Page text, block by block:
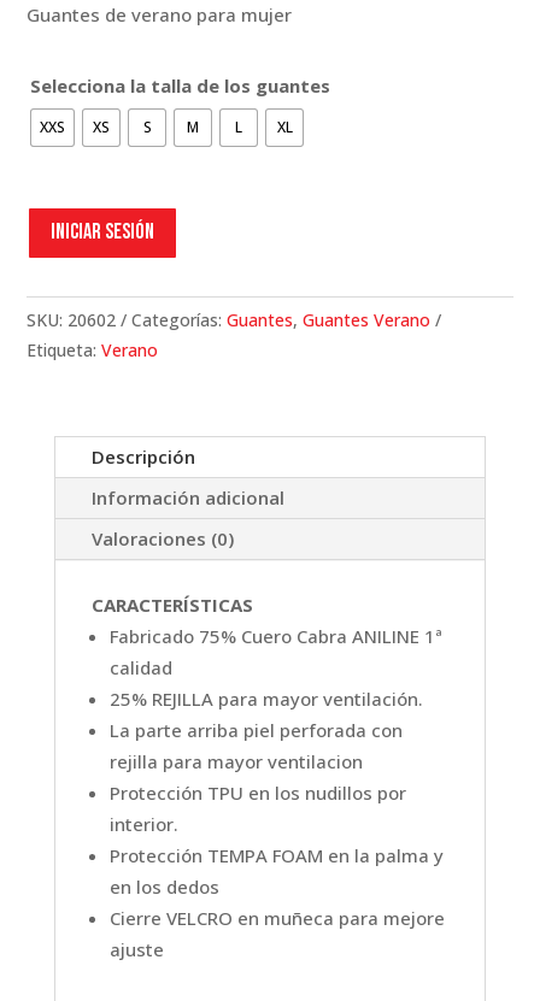
Guantes de verano para mujer
Selecciona la talla de los guantes
XXS XS S M L XL
Iniciar sesión
SKU: 20602 Categorías:Guantes,Guantes Verano
Etiqueta:Verano
Descripción
Información adicional
Valoraciones (0)
CARACTERÍSTICAS
Fabricado 75% Cuero Cabra ANILINE 1ª
calidad
25% REJILLA para mayor ventilación.
La parte arriba piel perforada con
rejilla para mayor ventilacion
Protección TPU en los nudillos por
interior.
Protección TEMPA FOAM en la palma y
en los dedos
Cierre VELCRO en muñeca para mejore
ajuste